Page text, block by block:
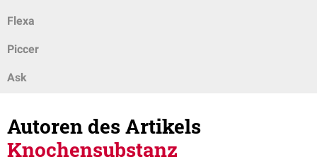
Flexa
Piccer
Ask
Autoren des Artikels
Knochensubstanz